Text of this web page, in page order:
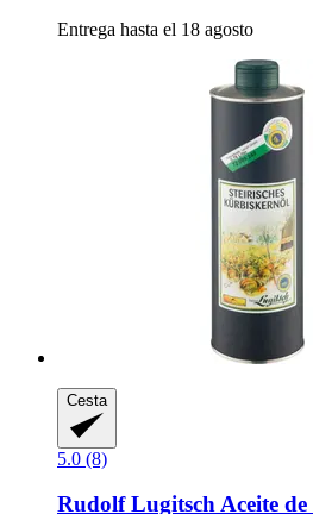
Entrega hasta el 18 agosto
Cesta
5.0 (8)
Rudolf LugitschAceite